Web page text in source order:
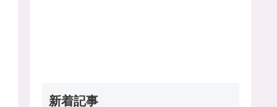
新着記事